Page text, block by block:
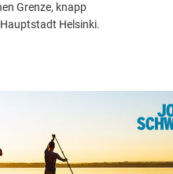
Grenze, knapp
Helsinki.